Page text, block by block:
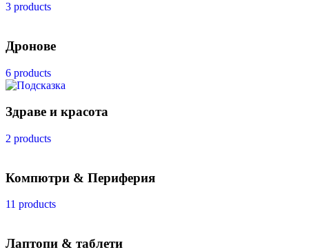
3 products
Дронове
6 products
Здраве и красота
2 products
Компютри & Периферия
11 products
Лаптопи & таблети